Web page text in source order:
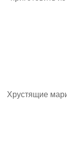
Хрустящие